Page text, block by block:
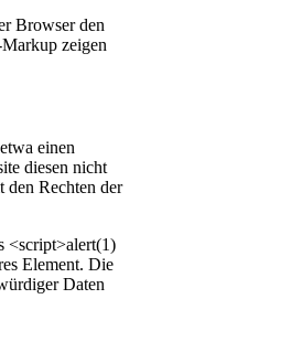
Browser den
zeigen
einen
diesen nicht
den Rechten der
<script>alert(1)
Element. Die
Daten